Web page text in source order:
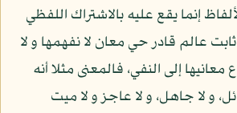
إنما يقع عليه بالاشتراك اللفظي
عالم قادر حي معان لا نفهمها و لا
معانيها إلى النفي، فالمعنى مثلا أنه
و لا جاهل، و لا عاجز و لا ميت